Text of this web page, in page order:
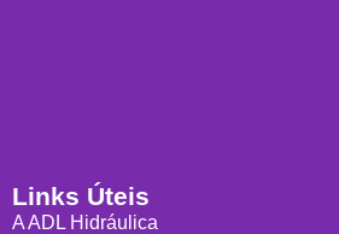
Links Úteis
A ADL Hidráulica